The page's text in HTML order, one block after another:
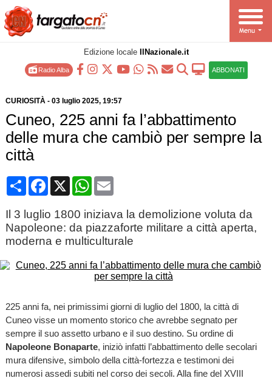
Edizione locale IlNazionale.it
Radio Alba ABBONATI
CURIOSITÀ- 03 luglio 2025, 19:57
Cuneo, 225 anni fa l’abbattimento
delle mura che cambiò per sempre la
città
CondividiFacebook
X WhatsApp
Email
Il 3 luglio 1800 iniziava la demolizione voluta da
Napoleone: da piazzaforte militare a città aperta,
moderna e multiculturale
225 anni fa, nei primissimi giorni di luglio del 1800, la città di
Cuneo visse un momento storico che avrebbe segnato per
sempre il suo assetto urbano e il suo destino. Su ordine di
Napoleone Bonaparte, iniziò infatti l’abbattimento delle secolari
mura difensive, simbolo della città-fortezza e testimoni dei
numerosi assedi subiti nel corso dei secoli. Alla fine del XVIII